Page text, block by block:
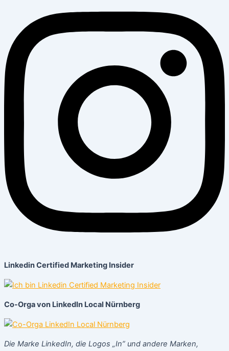
Linkedin Certified Marketing Insider
Co-Orga von LinkedIn Local Nürnberg
Die Marke LinkedIn, die Logos „In” und andere Marken,